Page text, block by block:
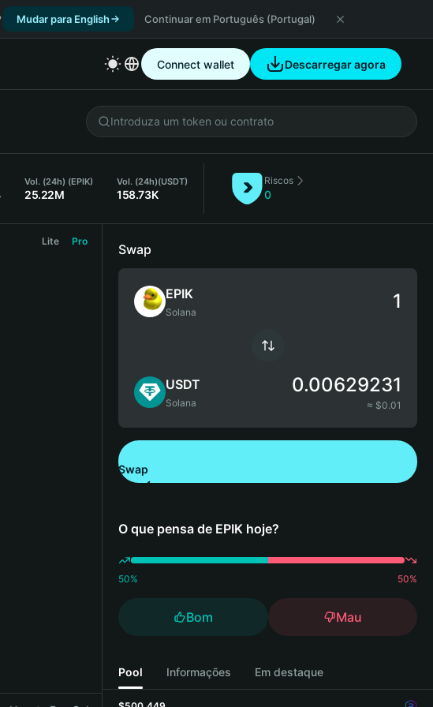
Mudar para English Continuar em Português (Portugal)
Connect wallet Descarregar agora
Vol. (24h) (EPIK)
25.22M
Vol. (24h)(USDT)
158.73K
Riscos
0
Lite Pro
Swap
EPIK
Solana
USDT
Solana
0.00629231
≈ $0.01
Swap
O que pensa de EPIK hoje?
50% 50%
Bom Mau
Pool Informações Em destaque